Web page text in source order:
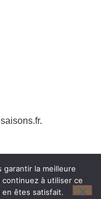
la meilleure
à utiliser ce
êtes satisfait.